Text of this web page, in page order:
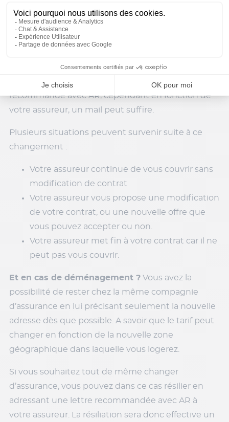
Le décès de l’assuré
Vous êtes évidemment dans l’obligation d’informer
suivant le changement de situation. Vous devriez
normalement faire les démarches par courrier
recommandé avec AR, cependant en fonction de
votre assureur, un mail peut suffire.
Plusieurs situations peuvent survenir suite à ce
changement :
Votre assureur continue de vous couvrir sans
modification de contrat
Votre assureur vous propose une modification
de votre contrat, ou une nouvelle offre que
vous pouvez accepter ou non.
Votre assureur met fin à votre contrat car il ne
peut pas vous couvrir.
Et en cas de déménagement ? Vous avez la
possibilité de rester chez la même compagnie
d’assurance en lui précisant seulement la nouvelle
adresse dès que possible. A savoir que le tarif peut
changer en fonction de la nouvelle zone
géographique dans laquelle vous logerez.
Si vous souhaitez tout de même changer
d’assurance, vous pouvez dans ce cas résilier en
adressant une lettre recommandée avec AR à
votre assureur. La résiliation sera donc effective un